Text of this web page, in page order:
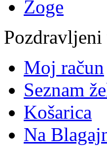
Žoge
Moj račun
Seznam
Košarica
Na